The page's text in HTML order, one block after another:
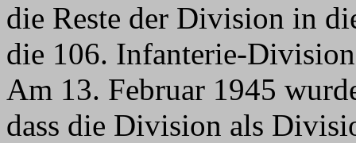
die Reste der Division in
die 106. Infanterie-
Am 13. Februar 1945
dass die Division als